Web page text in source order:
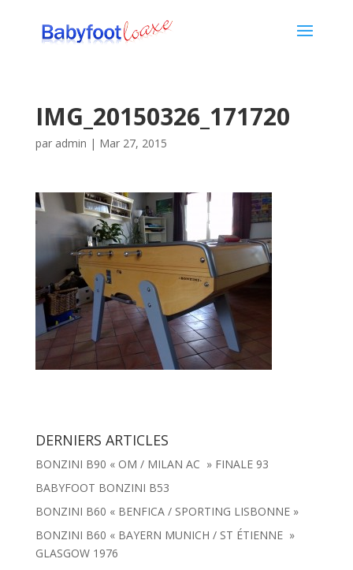
IMG_20150326_171720
par admin | Mar 27, 2015
DERNIERS ARTICLES
BONZINI B90 « OM / MILAN AC » FINALE 93
BABYFOOT BONZINI B53
BONZINI B60 « BENFICA / SPORTING LISBONNE »
BONZINI B60 « BAYERN MUNICH / ST ÉTIENNE »
GLASGOW 1976